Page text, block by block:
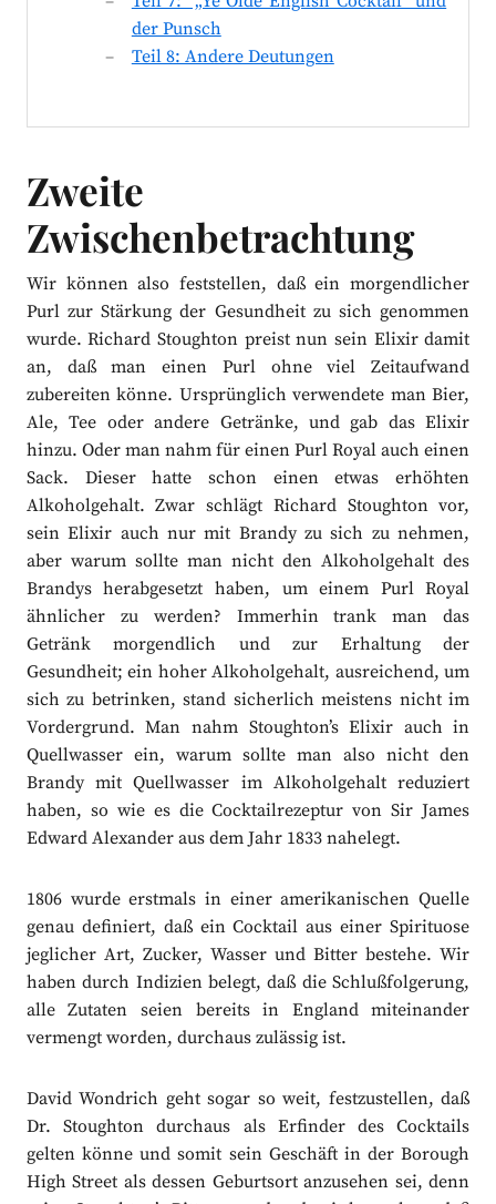
der Punsch
Teil 8: Andere Deutungen
Zweite
Zwischenbetrachtung
Wir können also feststellen, daß ein morgendlicher
Purl zur Stärkung der Gesundheit zu sich genommen
wurde. Richard Stoughton preist nun sein Elixir damit
an, daß man einen Purl ohne viel Zeitaufwand
zubereiten könne. Ursprünglich verwendete man Bier,
Ale, Tee oder andere Getränke, und gab das Elixir
hinzu. Oder man nahm für einen Purl Royal auch einen
Sack. Dieser hatte schon einen etwas erhöhten
Alkoholgehalt. Zwar schlägt Richard Stoughton vor,
sein Elixir auch nur mit Brandy zu sich zu nehmen,
aber warum sollte man nicht den Alkoholgehalt des
Brandys herabgesetzt haben, um einem Purl Royal
ähnlicher zu werden? Immerhin trank man das
Getränk morgendlich und zur Erhaltung der
Gesundheit; ein hoher Alkoholgehalt, ausreichend, um
sich zu betrinken, stand sicherlich meistens nicht im
Vordergrund. Man nahm Stoughton’s Elixir auch in
Quellwasser ein, warum sollte man also nicht den
Brandy mit Quellwasser im Alkoholgehalt reduziert
haben, so wie es die Cocktailrezeptur von Sir James
Edward Alexander aus dem Jahr 1833 nahelegt.
1806 wurde erstmals in einer amerikanischen Quelle
genau definiert, daß ein Cocktail aus einer Spirituose
jeglicher Art, Zucker, Wasser und Bitter bestehe. Wir
haben durch Indizien belegt, daß die Schlußfolgerung,
alle Zutaten seien bereits in England miteinander
vermengt worden, durchaus zulässig ist.
David Wondrich geht sogar so weit, festzustellen, daß
Dr. Stoughton durchaus als Erfinder des Cocktails
gelten könne und somit sein Geschäft in der Borough
High Street als dessen Geburtsort anzusehen sei, denn